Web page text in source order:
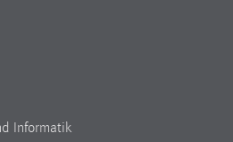
Informatik